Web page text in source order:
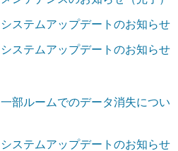
システムアップデートのお知らせ
システムアップデートのお知らせ
一部ルームでのデータ消失につい
システムアップデートのお知らせ